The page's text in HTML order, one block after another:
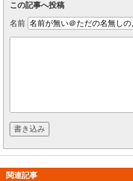
この記事へ投稿
名前
関連記事